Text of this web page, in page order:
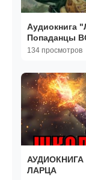
Аудиокнига
Попаданцы
134 просмотров
ЛАРЦА